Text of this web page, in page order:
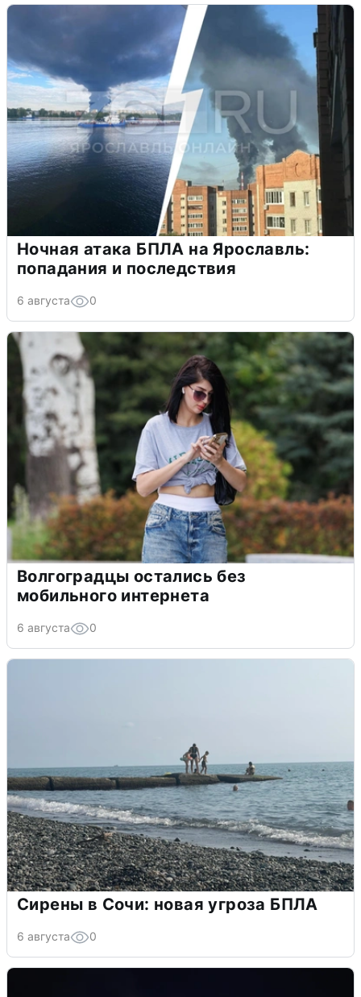
Ночная атака БПЛА на Ярославль:
попадания и последствия
6 августа 0
Волгоградцы остались без
мобильного интернета
6 августа 0
Сирены в Сочи: новая угроза БПЛА
6 августа 0